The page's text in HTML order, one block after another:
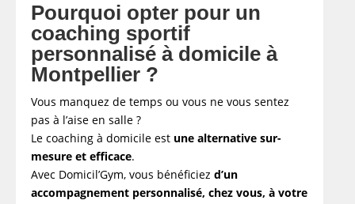
Pourquoi opter pour un
coaching sportif
personnalisé à domicile à
Montpellier ?
Vous manquez de temps ou vous ne vous sentez
pas à l’aise en salle ?
Le coaching à domicile est une alternative sur-
mesure et efficace.
Avec Domicil’Gym, vous bénéficiezd’un
accompagnement personnalisé, chez vous, à votre